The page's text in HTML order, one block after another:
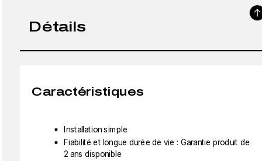
Détails
Caractéristiques
Installation simple
Fiabilité et longue durée de vie : Garantie produit de
2 ans disponible